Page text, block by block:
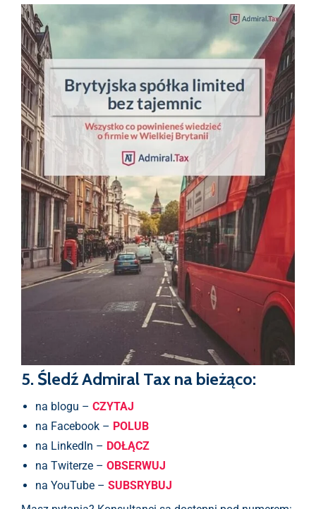
5. Śledź Admiral Tax na bieżąco:
na blogu – CZYTAJ
na Facebook – POLUB
na LinkedIn – DOŁĄCZ
na Twiterze – OBSERWUJ
na YouTube – SUBSRYBUJ